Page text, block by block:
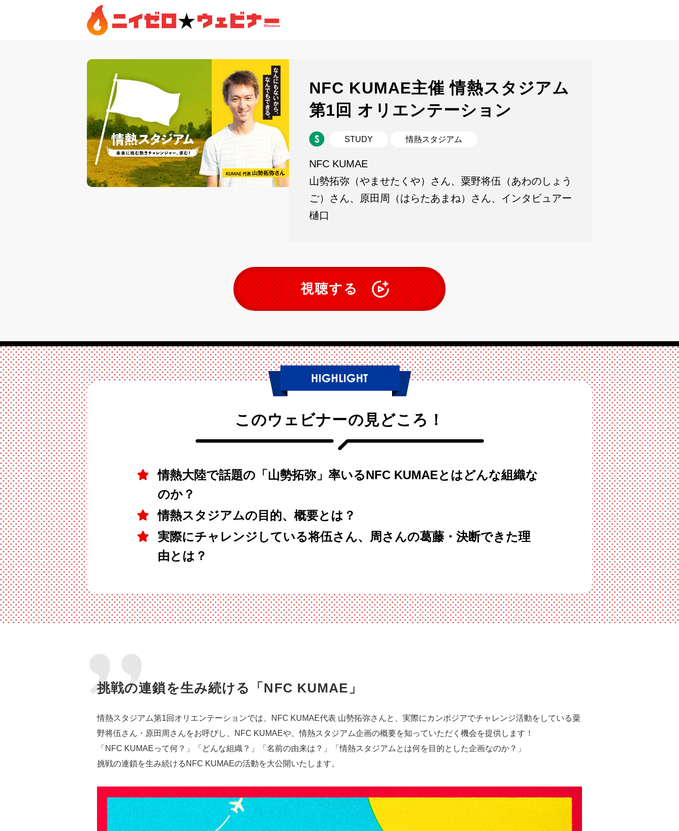
NFC KUMAE主催 情熱スタジアム
第1回 オリエンテーション
STUDY 情熱スタジアム
NFC KUMAE
山勢拓弥（やませたくや）さん、粟野将伍（あわのしょう
ご）さん、原田周（はらたあまね）さん、インタビュアー
樋口
視聴する
このウェビナーの見どころ！
情熱大陸で話題の「山勢拓弥」率いるNFC KUMAEとはどんな組織な
のか？
情熱スタジアムの目的、概要とは？
実際にチャレンジしている将伍さん、周さんの葛藤・決断できた理
由とは？
挑戦の連鎖を生み続ける「NFC KUMAE」
情熱スタジアム第1回オリエンテーションでは、NFC KUMAE代表 山勢拓弥さんと、実際にカンボジアでチャレンジ活動をしている粟
野将伍さん・原田周さんをお呼びし、NFC KUMAEや、情熱スタジアム企画の概要を知っていただく機会を提供します！
「NFC KUMAEって何？」「どんな組織？」「名前の由来は？」「情熱スタジアムとは何を目的とした企画なのか？」
挑戦の連鎖を生み続けるNFC KUMAEの活動を大公開いたします。